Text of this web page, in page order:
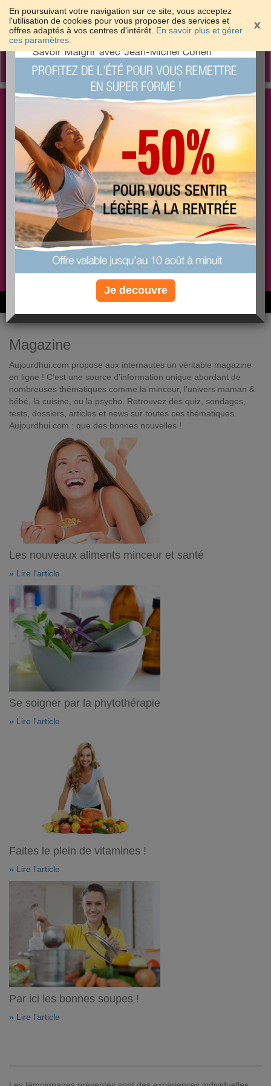
En poursuivant votre navigation sur ce site, vous acceptez
l'utilisation de cookies pour vous proposer des services et
offres adaptés à vos centres d'intérêt. En savoir plus et gérer
ces paramètres.
Toggle
Les meilleures solutions pour maigrir et être bien
dans sa peau
PLUS
EFFICACE
PLUS
SANTÉ
PLUS
COACHING
Non, je préfère le régime gratuit
6M de personnes ont maigri et réappris à manger avec nous
Magazine
Aujourdhui.com propose aux internautes un véritable magazine
en ligne ! C'est une source d'information unique abordant de
nombreuses thématiques comme la minceur, l'univers maman &
bébé, la cuisine, ou la psycho. Retrouvez des quiz, sondages,
tests, dossiers, articles et news sur toutes ces thématiques.
Aujourdhui.com : que des bonnes nouvelles !
Les nouveaux aliments minceur et santé
» Lire l'article
Se soigner par la phytothérapie
» Lire l'article
Faites le plein de vitamines !
» Lire l'article
Par ici les bonnes soupes !
» Lire l'article
×
Je decouvre